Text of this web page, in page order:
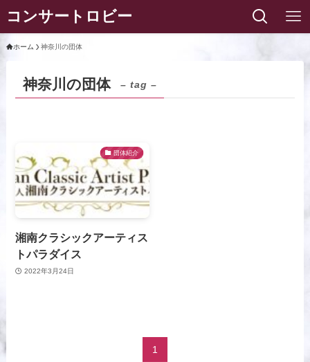
コンサートロビー
ホーム 神奈川の団体
神奈川の団体 – tag –
団体紹介
湘南クラシックアーティス
トパラダイス
2022年3月24日
1